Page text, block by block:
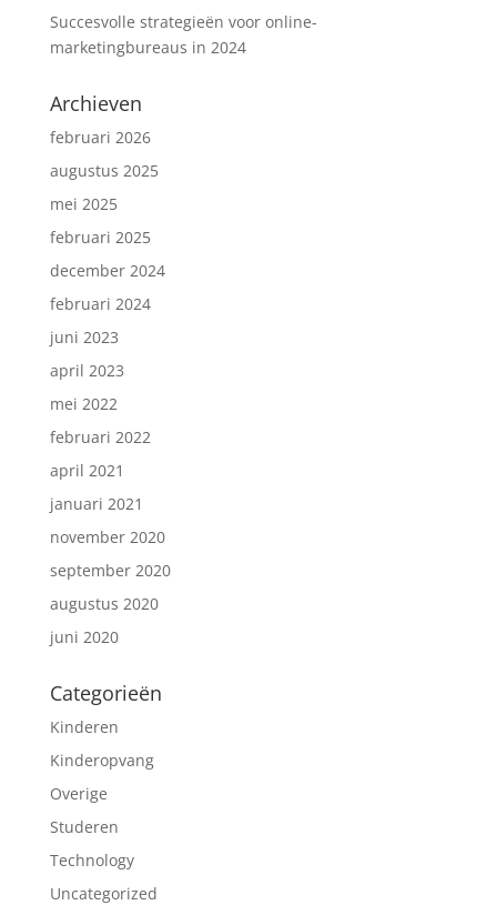
Succesvolle strategieën voor online-
marketingbureaus in 2024
Archieven
februari 2026
augustus 2025
mei 2025
februari 2025
december 2024
februari 2024
juni 2023
april 2023
mei 2022
februari 2022
april 2021
januari 2021
november 2020
september 2020
augustus 2020
juni 2020
Categorieën
Kinderen
Kinderopvang
Overige
Studeren
Technology
Uncategorized